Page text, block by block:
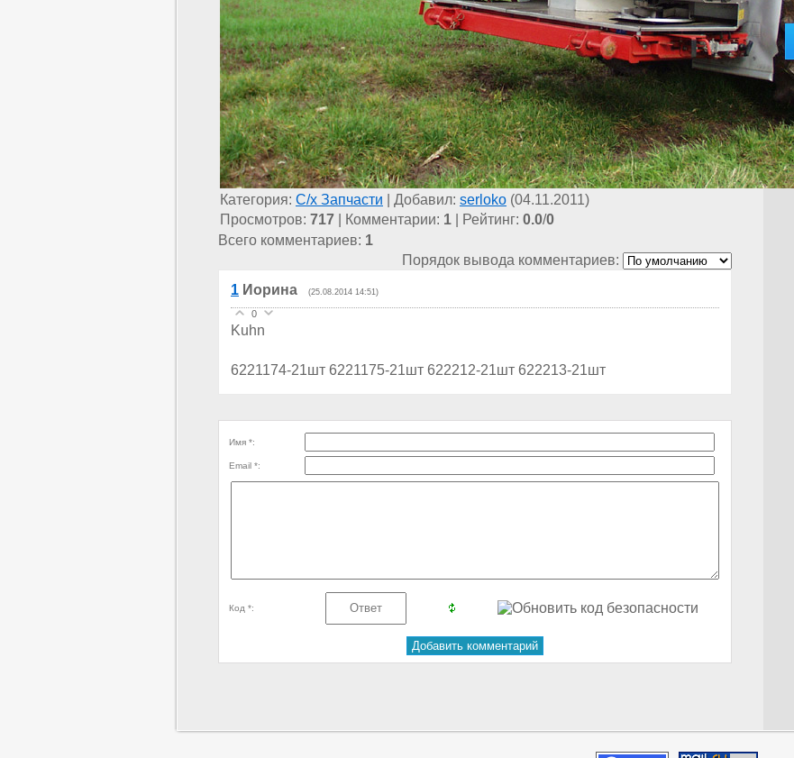
Категория: С/х Запчасти Добавил: serloko (04.11.2011)
Просмотров: 717 Комментарии: 1 Рейтинг: 0.0/0
Всего комментариев: 1
Порядок вывода комментариев:
1 Иорина (25.08.2014 14:51)
0
Kuhn
6221174-21шт 6221175-21шт 622212-21шт 622213-21шт
Имя *:
Email *:
Код *: